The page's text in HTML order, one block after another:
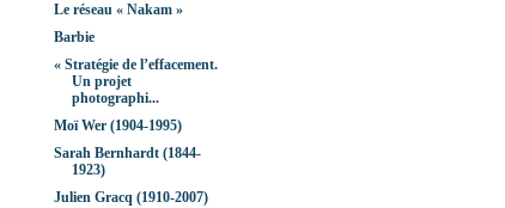
Le réseau « Nakam »
Barbie
« Stratégie de l’effacement.
Un projet
photographi...
Moï Wer (1904-1995)
Sarah Bernhardt (1844-
1923)
Julien Gracq (1910-2007)